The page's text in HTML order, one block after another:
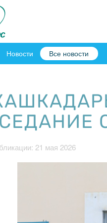
Новости Все новости
21 мая 2026